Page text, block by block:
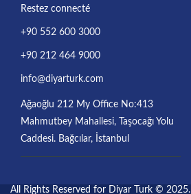
Restez connecté
+90 552 600 3000
+90 212 464 9000
info@diyarturk.com
Ağaoğlu 212 My Office No:413
Mahmutbey Mahallesi, Taşocağı Yolu
Caddesi. Bağcılar, İstanbul
All Rights Reserved for Diyar Turk © 2025.